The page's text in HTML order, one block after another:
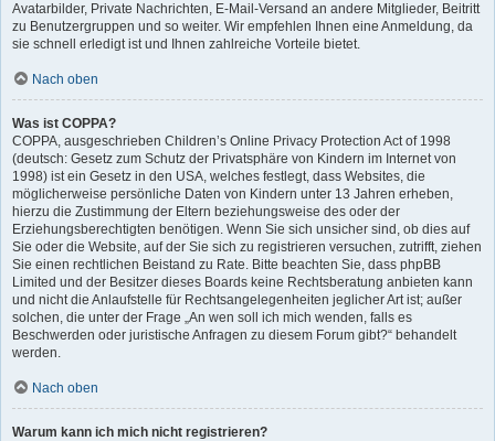
Avatarbilder, Private Nachrichten, E-Mail-Versand an andere Mitglieder, Beitritt
zu Benutzergruppen und so weiter. Wir empfehlen Ihnen eine Anmeldung, da
sie schnell erledigt ist und Ihnen zahlreiche Vorteile bietet.
Nach oben
Was ist COPPA?
COPPA, ausgeschrieben Children’s Online Privacy Protection Act of 1998
(deutsch: Gesetz zum Schutz der Privatsphäre von Kindern im Internet von
1998) ist ein Gesetz in den USA, welches festlegt, dass Websites, die
möglicherweise persönliche Daten von Kindern unter 13 Jahren erheben,
hierzu die Zustimmung der Eltern beziehungsweise des oder der
Erziehungsberechtigten benötigen. Wenn Sie sich unsicher sind, ob dies auf
Sie oder die Website, auf der Sie sich zu registrieren versuchen, zutrifft, ziehen
Sie einen rechtlichen Beistand zu Rate. Bitte beachten Sie, dass phpBB
Limited und der Besitzer dieses Boards keine Rechtsberatung anbieten kann
und nicht die Anlaufstelle für Rechtsangelegenheiten jeglicher Art ist; außer
solchen, die unter der Frage „An wen soll ich mich wenden, falls es
Beschwerden oder juristische Anfragen zu diesem Forum gibt?“ behandelt
werden.
Nach oben
Warum kann ich mich nicht registrieren?